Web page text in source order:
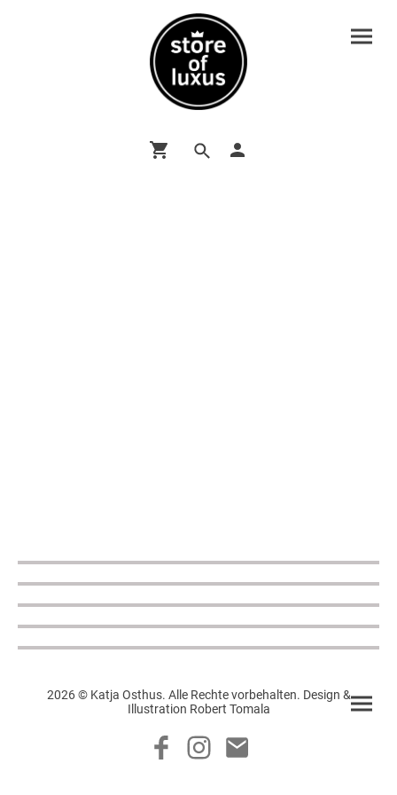
2026 © Katja Osthus. Alle Rechte vorbehalten. Design &
Illustration Robert Tomala